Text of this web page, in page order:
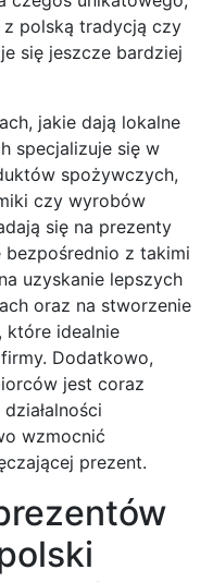
polską tradycją czy
się jeszcze bardziej
jakie dają lokalne
specjalizuje się w
spożywczych,
czy wyrobów
się na prezenty
bezpośrednio z takimi
uzyskanie lepszych
oraz na stworzenie
które idealnie
Dodatkowo,
jest coraz
wzmocnić
prezent.